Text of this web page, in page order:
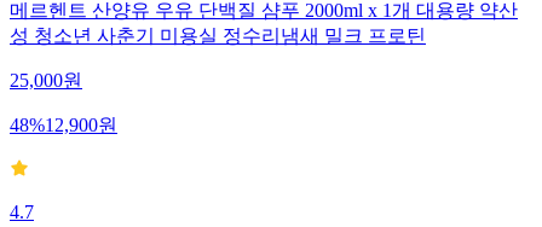
메르헨트 산양유 우유 단백질 샴푸 2000ml x 1개 대용량 약산
성 청소년 사춘기 미용실 정수리냄새 밀크 프로틴
25,000원
48%12,900원
4.7